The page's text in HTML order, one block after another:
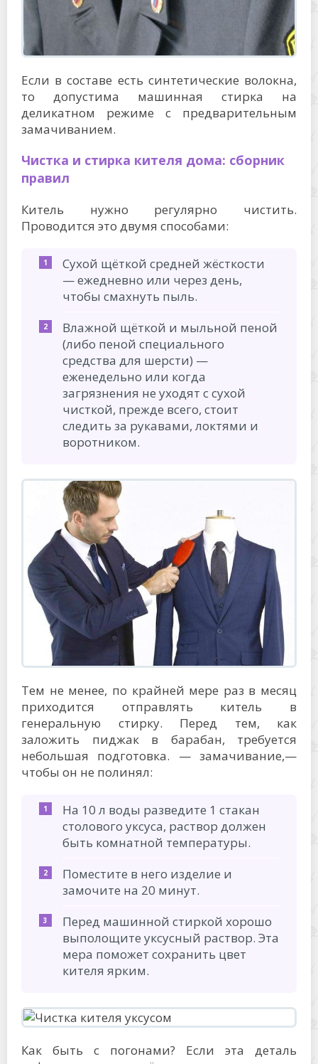
Если в составе есть синтетические волокна,
то допустима машинная стирка на
деликатном режиме с предварительным
замачиванием.
Чистка и стирка кителя дома: сборник
правил
Китель нужно регулярно чистить.
Проводится это двумя способами:
Сухой щёткой средней жёсткости
— ежедневно или через день,
чтобы смахнуть пыль.
Влажной щёткой и мыльной пеной
(либо пеной специального
средства для шерсти) —
еженедельно или когда
загрязнения не уходят с сухой
чисткой, прежде всего, стоит
следить за рукавами, локтями и
воротником.
Тем не менее, по крайней мере раз в месяц
приходится отправлять китель в
генеральную стирку. Перед тем, как
заложить пиджак в барабан, требуется
небольшая подготовка. — замачивание,—
чтобы он не полинял:
На 10 л воды разведите 1 стакан
столового уксуса, раствор должен
быть комнатной температуры.
Поместите в него изделие и
замочите на 20 минут.
Перед машинной стиркой хорошо
выполощите уксусный раствор. Эта
мера поможет сохранить цвет
кителя ярким.
Как быть с погонами? Если эта деталь